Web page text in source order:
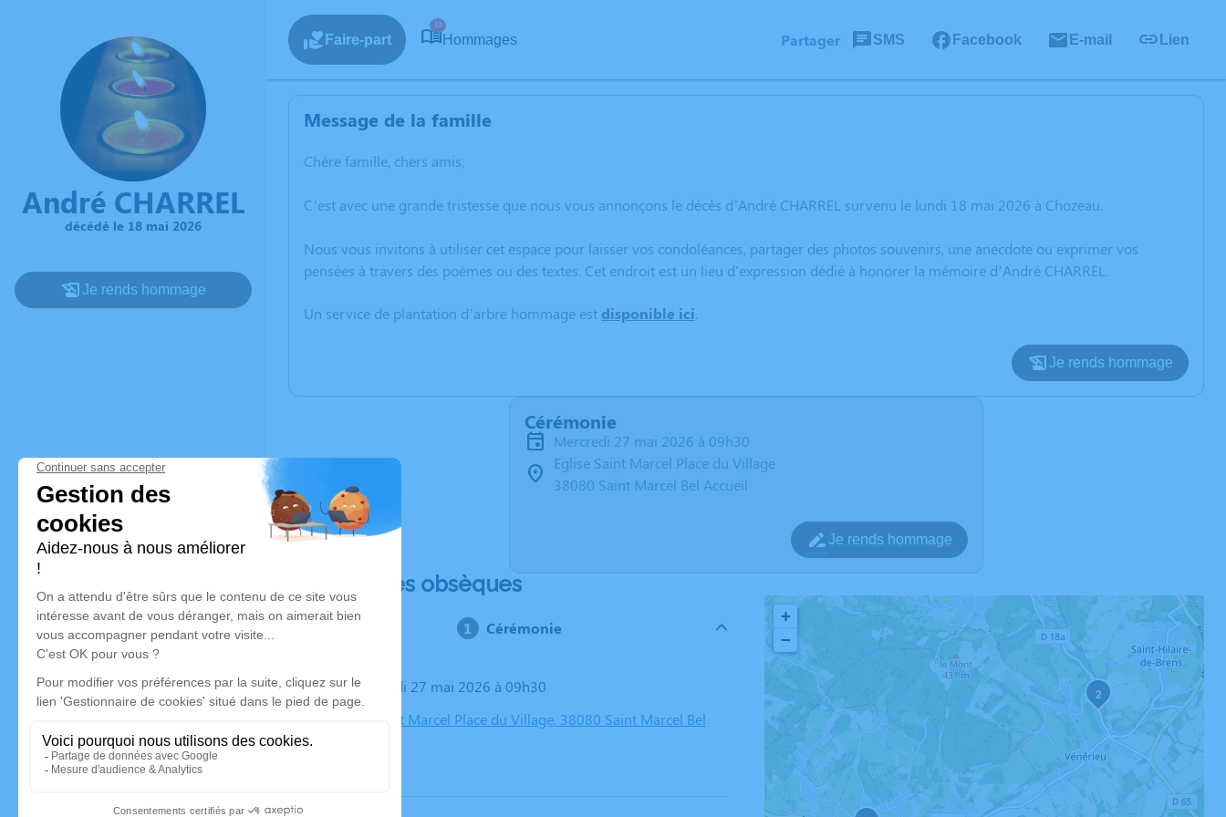
André CHARREL
décédé le 18 mai 2026
Je rends hommage
Faire-part
13
Hommages Partager SMS Facebook E-mail Lien
Message de la famille
Chère famille, chers amis,
C’est avec une grande tristesse que nous vous annonçons le décès d’André CHARREL survenu le lundi 18 mai 2026 à Chozeau.
Nous vous invitons à utiliser cet espace pour laisser vos condoléances, partager des photos souvenirs, une anecdote ou exprimer vos
pensées à travers des poèmes ou des textes. Cet endroit est un lieu d'expression dédié à honorer la mémoire d’André CHARREL.
Un service de plantation d’arbre hommage est disponible ici.
Je rends hommage
Cérémonie
mercredi 27 mai 2026 à 09h30
Eglise Saint Marcel Place du Village
38080 Saint Marcel Bel Accueil
Je rends hommage
Déroulé des obsèques
Cérémonie
Le mercredi 27 mai 2026 à 09h30
Eglise Saint Marcel Place du Village, 38080 Saint Marcel Bel
2
+
−